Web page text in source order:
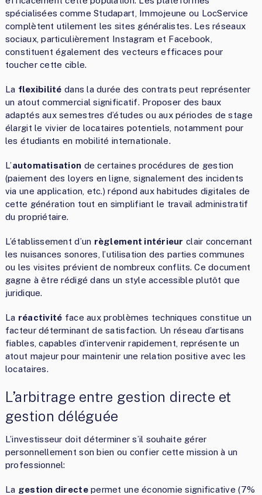
spécialisées comme Studapart, Immojeune ou LocService
complètent utilement les sites généralistes. Les réseaux
sociaux, particulièrement Instagram et Facebook,
constituent également des vecteurs efficaces pour
toucher cette cible.
La flexibilité dans la durée des contrats peut représenter
un atout commercial significatif. Proposer des baux
adaptés aux semestres d’études ou aux périodes de stage
élargit le vivier de locataires potentiels, notamment pour
les étudiants en mobilité internationale.
L’automatisation de certaines procédures de gestion
(paiement des loyers en ligne, signalement des incidents
via une application, etc.) répond aux habitudes digitales de
cette génération tout en simplifiant le travail administratif
du propriétaire.
L’établissement d’un règlement intérieur clair concernant
les nuisances sonores, l’utilisation des parties communes
ou les visites prévient de nombreux conflits. Ce document
gagne à être rédigé dans un style accessible plutôt que
juridique.
La réactivité face aux problèmes techniques constitue un
facteur déterminant de satisfaction. Un réseau d’artisans
fiables, capables d’intervenir rapidement, représente un
atout majeur pour maintenir une relation positive avec les
locataires.
L’arbitrage entre gestion directe et
gestion déléguée
L’investisseur doit déterminer s’il souhaite gérer
personnellement son bien ou confier cette mission à un
professionnel:
La gestion directepermet une économie significative (7%